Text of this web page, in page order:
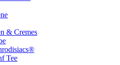
& Cremes
Tee